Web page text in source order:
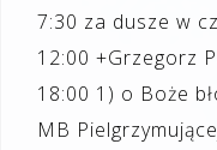
7:30 za dusze w
12:00 +Grzegorz
18:00 1) o Boże
MB